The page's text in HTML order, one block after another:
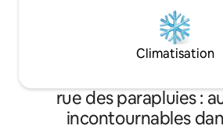
Climatisation
rue des parapluies :
incontournables